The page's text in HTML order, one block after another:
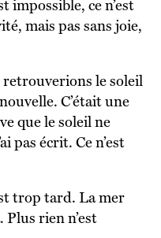
impossible, ce n’est
mais pas sans joie,
C’était une
que le soleil ne
pas écrit. Ce n’est
rien n’est